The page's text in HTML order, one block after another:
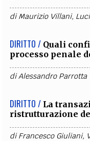
diMaurizio Villani,
DIRITTO / Quali
processo penale
diAlessandro Parrotta
DIRITTO / La
ristrutturazione
diFrancesco Giuliani,